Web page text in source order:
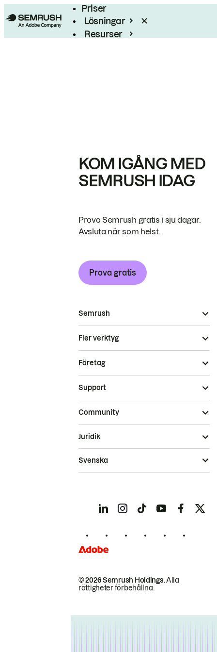
Priser
Lösningar
Resurser
KOM IGÅNG MED
SEMRUSH IDAG
Prova Semrush gratis i sju dagar.
Avsluta när som helst.
Prova gratis
Semrush
Fler verktyg
Företag
Support
Community
© 2026 Semrush Holdings.Alla
rättigheter förbehållna.
Juridik
Svenska